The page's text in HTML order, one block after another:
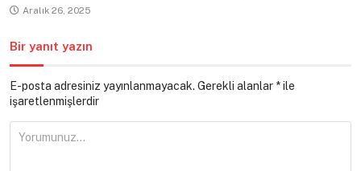
Aralık 26, 2025
Bir yanıt yazın
E-posta adresiniz yayınlanmayacak. Gerekli alanlar *ile
işaretlenmişlerdir